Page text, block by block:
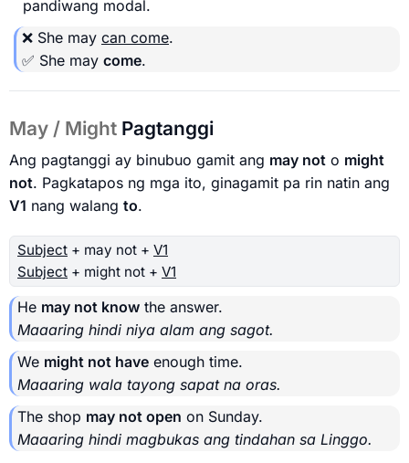
pandiwang modal.
❌ She may can come.
✅ She may come.
May / Might Pagtanggi
Ang pagtanggi ay binubuo gamit ang may not o might
not. Pagkatapos ng mga ito, ginagamit pa rin natin ang
V1 nang walang to.
Subject + may not + V1
Subject + might not + V1
He may not know the answer.
Maaaring hindi niya alam ang sagot.
We might not have enough time.
Maaaring wala tayong sapat na oras.
The shop may not open on Sunday.
Maaaring hindi magbukas ang tindahan sa Linggo.